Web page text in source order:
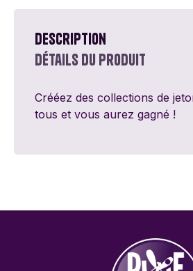
Description
Détails du produit
Crééez des collections de
tous et vous aurez gagné !